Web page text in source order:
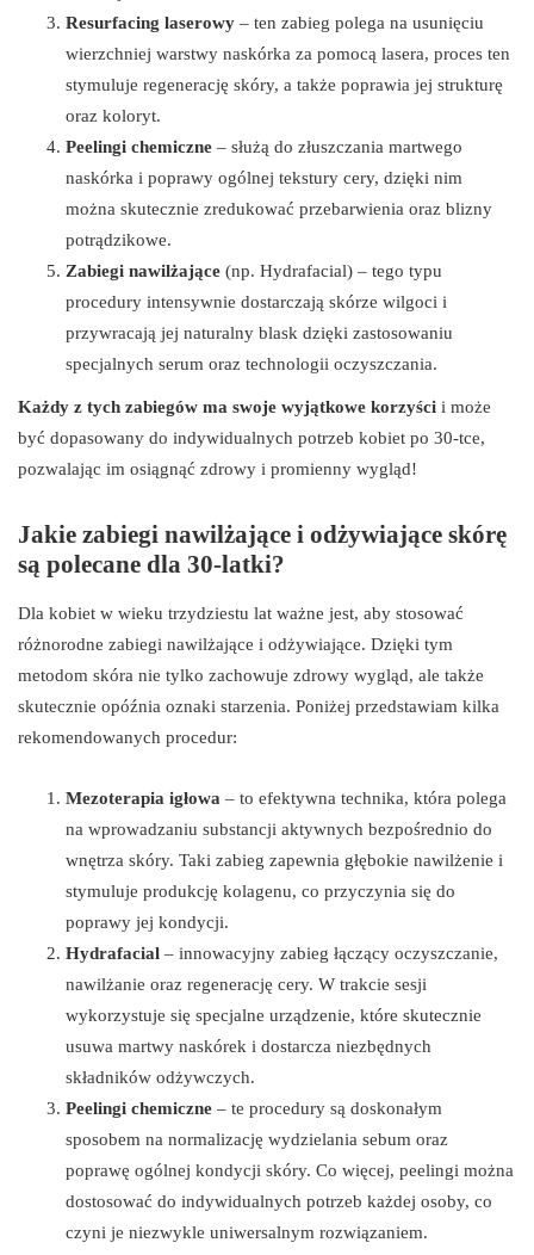
Resurfacing laserowy – ten zabieg polega na usunięciu
wierzchniej warstwy naskórka za pomocą lasera, proces ten
stymuluje regenerację skóry, a także poprawia jej strukturę
oraz koloryt.
Peelingi chemiczne – służą do złuszczania martwego
naskórka i poprawy ogólnej tekstury cery, dzięki nim
można skutecznie zredukować przebarwienia oraz blizny
potrądzikowe.
Zabiegi nawilżające (np. Hydrafacial) – tego typu
procedury intensywnie dostarczają skórze wilgoci i
przywracają jej naturalny blask dzięki zastosowaniu
specjalnych serum oraz technologii oczyszczania.
Każdy z tych zabiegów ma swoje wyjątkowe korzyści i może
być dopasowany do indywidualnych potrzeb kobiet po 30-tce,
pozwalając im osiągnąć zdrowy i promienny wygląd!
Jakie zabiegi nawilżające i odżywiające skórę
są polecane dla 30-latki?
Dla kobiet w wieku trzydziestu lat ważne jest, aby stosować
różnorodne zabiegi nawilżające i odżywiające. Dzięki tym
metodom skóra nie tylko zachowuje zdrowy wygląd, ale także
skutecznie opóźnia oznaki starzenia. Poniżej przedstawiam kilka
rekomendowanych procedur:
Mezoterapia igłowa – to efektywna technika, która polega
na wprowadzaniu substancji aktywnych bezpośrednio do
wnętrza skóry. Taki zabieg zapewnia głębokie nawilżenie i
stymuluje produkcję kolagenu, co przyczynia się do
poprawy jej kondycji.
Hydrafacial – innowacyjny zabieg łączący oczyszczanie,
nawilżanie oraz regenerację cery. W trakcie sesji
wykorzystuje się specjalne urządzenie, które skutecznie
usuwa martwy naskórek i dostarcza niezbędnych
składników odżywczych.
Peelingi chemiczne – te procedury są doskonałym
sposobem na normalizację wydzielania sebum oraz
poprawę ogólnej kondycji skóry. Co więcej, peelingi można
dostosować do indywidualnych potrzeb każdej osoby, co
czyni je niezwykle uniwersalnym rozwiązaniem.